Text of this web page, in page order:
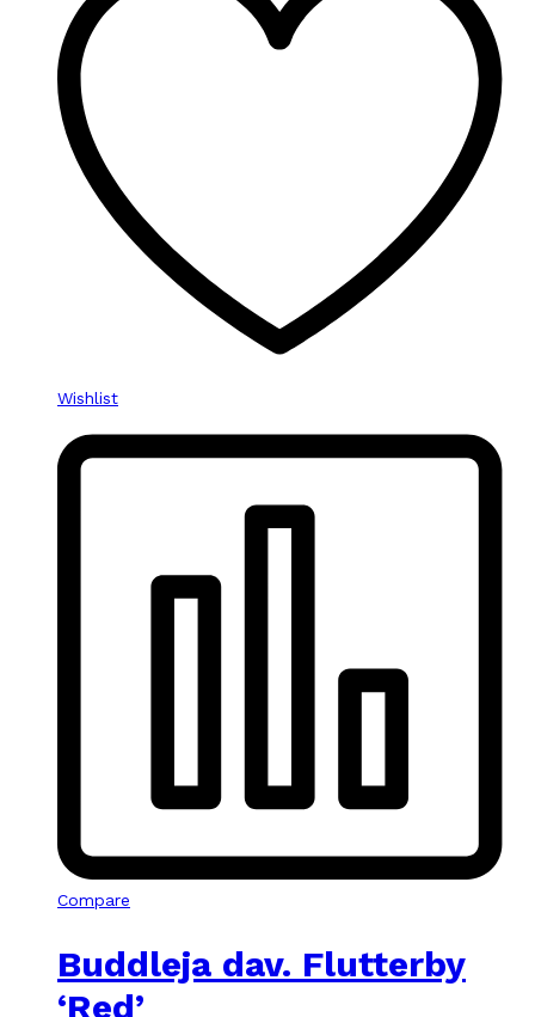
Wishlist
Compare
Buddleja dav. Flutterby
‘Red’